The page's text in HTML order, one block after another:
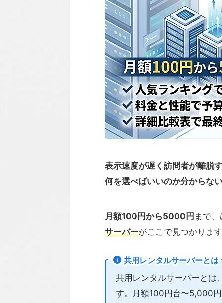
表示速度が遅く訪問者が離脱
何を選べばいいのか分からない
月額100円から5000円 まで
サーバーがここで見つかりま
共用レンタルサーバーとは
共用レンタルサーバーとは
す。月額100円台〜5,000